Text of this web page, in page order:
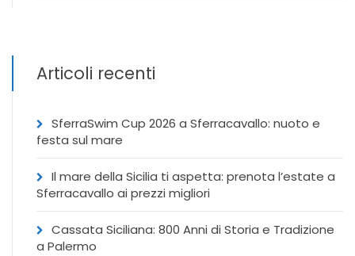
Articoli recenti
SferraSwim Cup 2026 a Sferracavallo: nuoto e
festa sul mare
Il mare della Sicilia ti aspetta: prenota l’estate a
Sferracavallo ai prezzi migliori
Cassata Siciliana: 800 Anni di Storia e Tradizione
a Palermo